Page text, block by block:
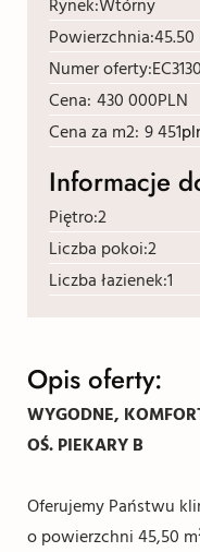
Opis oferty:
WYGODNE,
OŚ. PIEKARY B
Oferujemy Państwu
o powierzchni 45,50
Powierzchnia:45.50
Numer oferty:
Cena: 430 000PLN
Cena za m2: 9 451
Informacje
Piętro:2
Liczba pokoi:2
Liczba łazienek:1